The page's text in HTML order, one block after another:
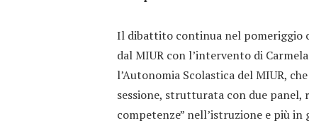
Il dibattito continua nel pomeriggio
dal MIUR con l’intervento di
l’Autonomia Scolastica del MIUR,
sessione, strutturata con due
competenze” nell’istruzione e più